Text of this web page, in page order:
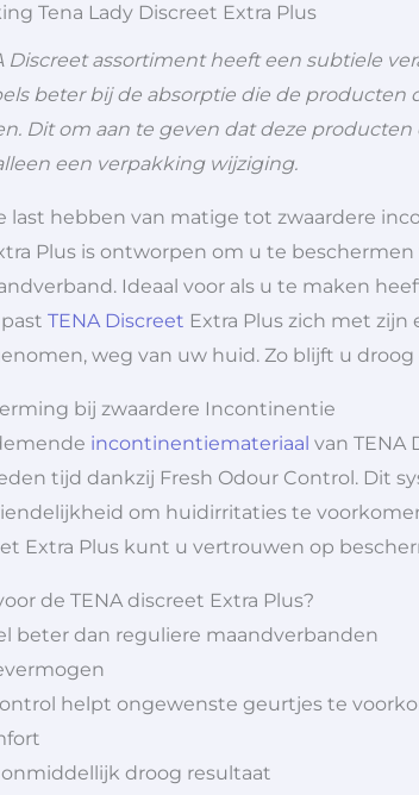
Tena Lady Discreet Extra Plus
Discreet assortiment heeft een subtiele
beter bij de absorptie die de producten
Dit om aan te geven dat deze
een verpakking wijziging.
last hebben van matige tot zwaardere
Plus is ontworpen om u te
Ideaal voor als u te maken
TENA Discreet Extra Plus zich met
weg van uw huid. Zo blijft u
bij zwaardere Incontinentie
incontinentiemateriaal van TENA
tijd dankzij Fresh Odour Control. Dit
om huidirritaties te
Extra Plus kunt u vertrouwen op
de TENA discreet Extra Plus?
beter dan reguliere maandverbanden
helpt ongewenste geurtjes te
droog resultaat